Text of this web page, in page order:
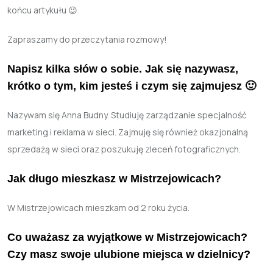
końcu artykułu 😉
Zapraszamy do przeczytania rozmowy!
Napisz kilka słów o sobie. Jak się nazywasz,
krótko o tym, kim jesteś i czym się zajmujesz 🙂
Nazywam się Anna Budny. Studiuję zarządzanie specjalność
marketing i reklama w sieci. Zajmuję się również okazjonalną
sprzedażą w sieci oraz poszukuję zleceń fotograficznych.
Jak długo mieszkasz w Mistrzejowicach?
W Mistrzejowicach mieszkam od 2 roku życia.
Co uważasz za wyjątkowe w Mistrzejowicach?
Czy masz swoje ulubione miejsca w dzielnicy?